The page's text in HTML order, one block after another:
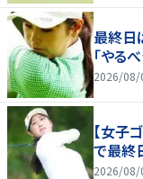
最終日
「やる
2026/08/
【女子
で最終
2026/08/